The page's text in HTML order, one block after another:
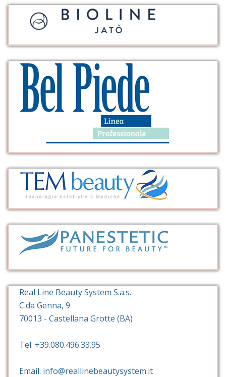
Real Line Beauty System S.a.s.
C.da Genna, 9
70013 - Castellana Grotte (BA)
Tel: +39.080.496.33.95
Email: info@reallinebeautysystem.it